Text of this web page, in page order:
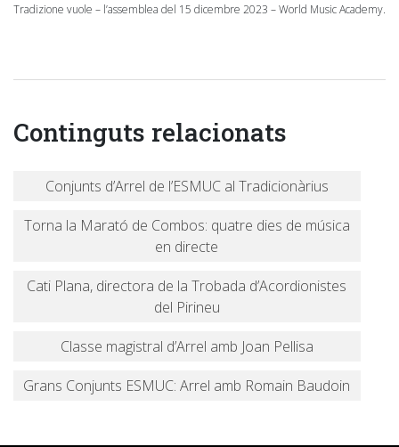
Tradizione vuole – l’assemblea del 15 dicembre 2023 – World Music Academy.
Continguts relacionats
Conjunts d’Arrel de l’ESMUC al Tradicionàrius
Torna la Marató de Combos: quatre dies de música
en directe
Cati Plana, directora de la Trobada d’Acordionistes
del Pirineu
Classe magistral d’Arrel amb Joan Pellisa
Grans Conjunts ESMUC: Arrel amb Romain Baudoin